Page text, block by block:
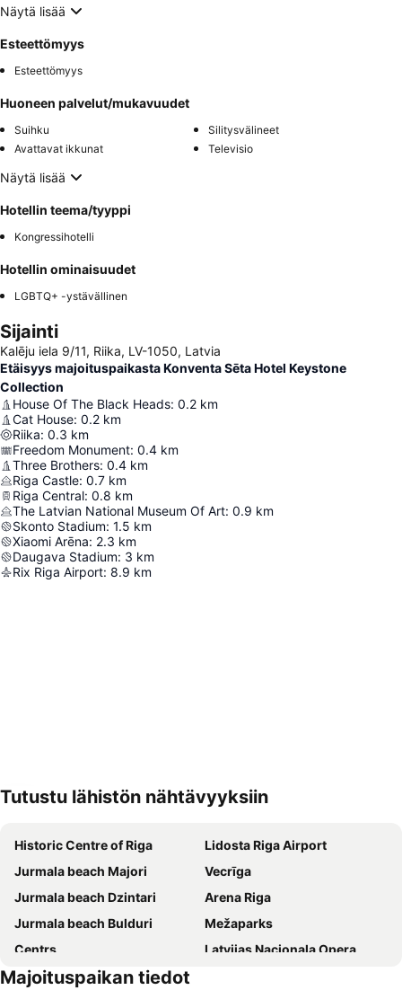
Näytä lisää
Esteettömyys
Esteettömyys
Huoneen palvelut/mukavuudet
Suihku
Silitysvälineet
Avattavat ikkunat
Televisio
Näytä lisää
Hotellin teema/tyyppi
Kongressihotelli
Hotellin ominaisuudet
LGBTQ+ -ystävällinen
Sijainti
Kalēju iela 9/11, Riika, LV-1050, Latvia
Etäisyys majoituspaikasta Konventa Sēta Hotel Keystone
Collection
House Of The Black Heads: 0.2 km
Cat House: 0.2 km
Riika: 0.3 km
Freedom Monument: 0.4 km
Three Brothers: 0.4 km
Riga Castle: 0.7 km
Riga Central: 0.8 km
The Latvian National Museum Of Art: 0.9 km
Skonto Stadium: 1.5 km
Xiaomi Arēna: 2.3 km
Daugava Stadium: 3 km
Rix Riga Airport: 8.9 km
Tutustu lähistön nähtävyyksiin
Historic Centre of Riga
Lidosta Riga Airport
Jurmala beach Majori
Vecrīga
Jurmala beach Dzintari
Arena Riga
Jurmala beach Bulduri
Mežaparks
Centrs
Latvijas Nacionala Opera
Dome Square
Majoituspaikan tiedot